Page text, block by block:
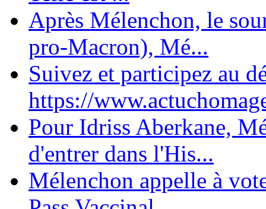
Après Mélenchon, le
pro-Macron), Mé...
Suivez et participez au
https://
Pour Idriss Aberkane,
d'entrer dans l'His...
Mélenchon appelle à